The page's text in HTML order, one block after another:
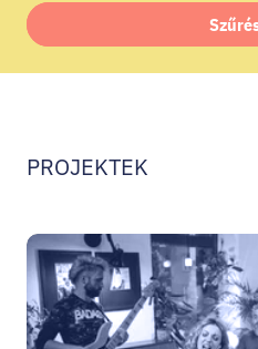
VESZPRÉM-
HELLOVEB
KARRIER
PROJEKTEK